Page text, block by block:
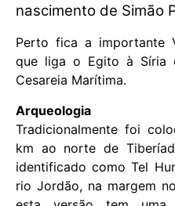
nascimento de Simão
Perto fica a importante
que liga o Egito à Síria
Cesareia Marítima.
Arqueologia
Tradicionalmente foi
km ao norte de
identificado como Tel
rio Jordão, na margem